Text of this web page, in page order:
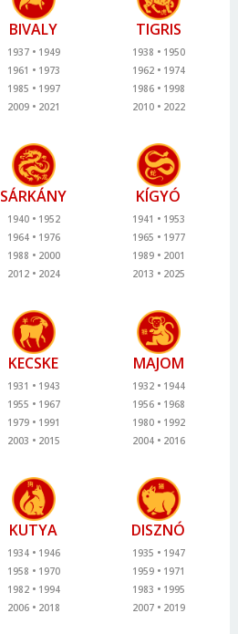
BIVALY
1937
1949
1961
1973
1985
1997
2009
2021
TIGRIS
1938
1950
1962
1974
1986
1998
2010
2022
SÁRKÁNY
1940
1952
1964
1976
1988
2000
2012
2024
KÍGYÓ
1941
1953
1965
1977
1989
2001
2013
2025
KECSKE
1931
1943
1955
1967
1979
1991
2003
2015
MAJOM
1932
1944
1956
1968
1980
1992
2004
2016
KUTYA
1934
1946
1958
1970
1982
1994
2006
2018
DISZNÓ
1935
1947
1959
1971
1983
1995
2007
2019